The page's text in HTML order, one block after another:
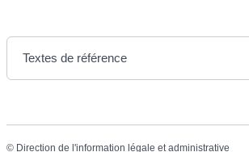
Textes de référence
© Direction de l'information légale et administrative